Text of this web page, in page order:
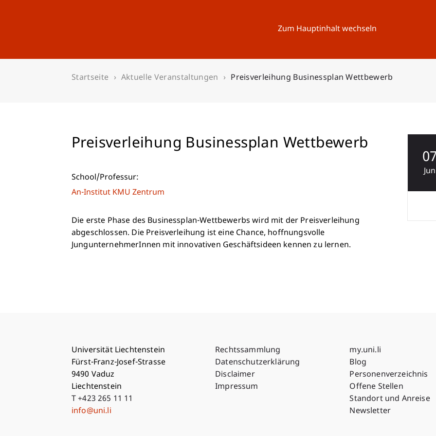
Zum Hauptinhalt wechseln
Universität Aktuelles
Startseite Aktuelle Veranstaltungen Preisverleihung Businessplan Wettbewerb
Preisverleihung Businessplan Wettbewerb
School/Professur:
An-Institut KMU Zentrum
Die erste Phase des Businessplan-Wettbewerbs wird mit der Preisverleihung
abgeschlossen. Die Preisverleihung ist eine Chance, hoffnungsvolle
JungunternehmerInnen mit innovativen Geschäftsideen kennen zu lernen.
07
Jun
Universität Liechtenstein
Fürst-Franz-Josef-Strasse
9490 Vaduz
Liechtenstein
T +423 265 11 11
info@uni.li
Fußzeile Rechtliche Hinweise
Rechtssammlung
Datenschutzerklärung
Disclaimer
Impressum
Fußzeile
my.uni.li
Blog
Personenverzeichnis
Offene Stellen
Standort und Anreise
Newsletter